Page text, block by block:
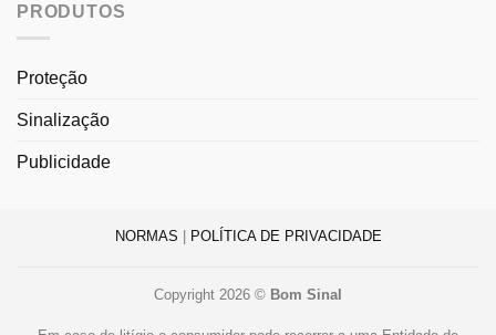
PRODUTOS
Proteção
Sinalização
Publicidade
NORMAS POLÍTICA DE PRIVACIDADE
Copyright 2026 © Bom Sinal